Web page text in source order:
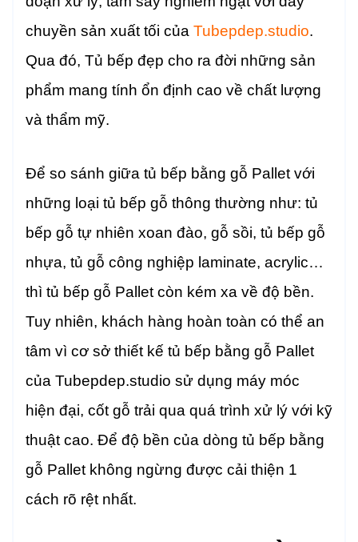
chuyền sản xuất tối của Tubepdep.studio.
Qua đó, Tủ bếp đẹp cho ra đời những sản
phẩm mang tính ổn định cao về chất lượng
và thẩm mỹ.
Để so sánh giữa tủ bếp bằng gỗ Pallet với
những loại tủ bếp gỗ thông thường như: tủ
bếp gỗ tự nhiên xoan đào, gỗ sồi, tủ bếp gỗ
nhựa, tủ gỗ công nghiệp laminate, acrylic…
thì tủ bếp gỗ Pallet còn kém xa về độ bền.
Tuy nhiên, khách hàng hoàn toàn có thể an
tâm vì cơ sở thiết kế tủ bếp bằng gỗ Pallet
của Tubepdep.studio sử dụng máy móc
hiện đại, cốt gỗ trải qua quá trình xử lý với kỹ
thuật cao. Để độ bền của dòng tủ bếp bằng
gỗ Pallet không ngừng được cải thiện 1
cách rõ rệt nhất.